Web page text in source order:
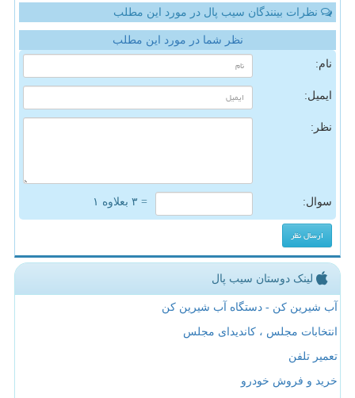
نظرات بینندگان سیب پال در مورد این مطلب
نظر شما در مورد این مطلب
نام:
ایمیل:
نظر:
سوال: = ۳ بعلاوه ۱
لینک دوستان سیب پال
آب شیرین کن - دستگاه آب شیرین کن
انتخابات مجلس ، کاندیدای مجلس
تعمیر تلفن
خرید و فروش خودرو